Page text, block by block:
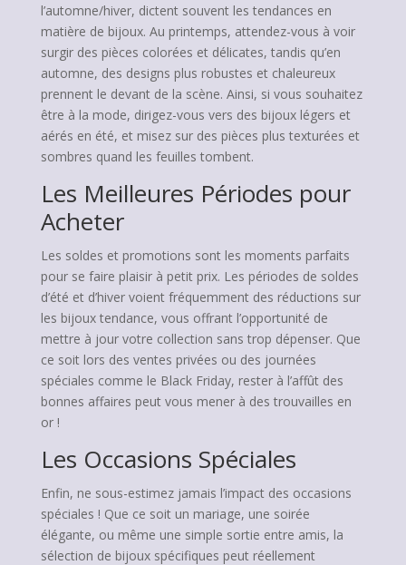
l’automne/hiver, dictent souvent les tendances en
matière de bijoux. Au printemps, attendez-vous à voir
surgir des pièces colorées et délicates, tandis qu’en
automne, des designs plus robustes et chaleureux
prennent le devant de la scène. Ainsi, si vous souhaitez
être à la mode, dirigez-vous vers des bijoux légers et
aérés en été, et misez sur des pièces plus texturées et
sombres quand les feuilles tombent.
Les Meilleures Périodes pour
Acheter
Les soldes et promotions sont les moments parfaits
pour se faire plaisir à petit prix. Les périodes de soldes
d’été et d’hiver voient fréquemment des réductions sur
les bijoux tendance, vous offrant l’opportunité de
mettre à jour votre collection sans trop dépenser. Que
ce soit lors des ventes privées ou des journées
spéciales comme le Black Friday, rester à l’affût des
bonnes affaires peut vous mener à des trouvailles en
or !
Les Occasions Spéciales
Enfin, ne sous-estimez jamais l’impact des occasions
spéciales ! Que ce soit un mariage, une soirée
élégante, ou même une simple sortie entre amis, la
sélection de bijoux spécifiques peut réellement